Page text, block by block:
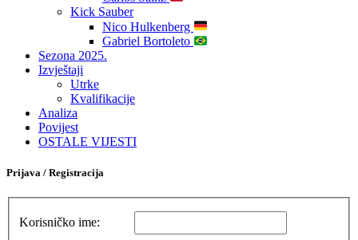
Kick Sauber
Nico Hulkenberg
Gabriel Bortoleto
Sezona 2025.
Izvještaji
Utrke
Kvalifikacije
Analiza
Povijest
OSTALE VIJESTI
Prijava / Registracija
Korisničko ime: